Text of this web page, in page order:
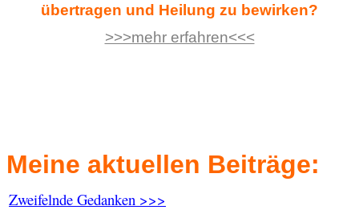
übertragen und Heilung zu bewirken?
>>>mehr erfahren<<<
Meine aktuellen Beiträge:
Zweifelnde Gedanken >>>